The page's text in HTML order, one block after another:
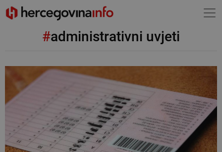
#administrativni uvjeti